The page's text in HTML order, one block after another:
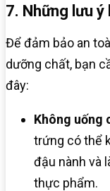
7. Những lưu
Để đảm bảo an
dưỡng chất, bạn
đây:
Không uống
trứng có thể
đậu nành và
thực phẩm.